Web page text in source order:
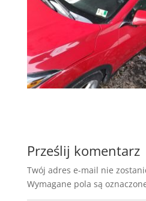
Prześlij komentarz
Twój adres e-mail nie
Wymagane pola są